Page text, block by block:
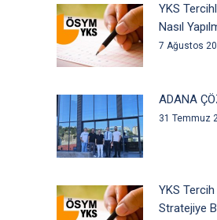
YKS
Nasıl
7 Ağustos
ADANA
31 Temmuz
YKS
Stratejiye